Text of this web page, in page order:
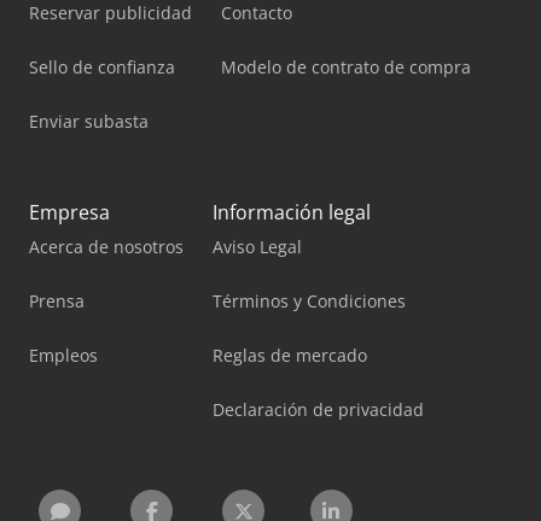
Reservar publicidad
Sello de confianza
Enviar subasta
Contacto
Modelo de contrato de compra
Empresa
Acerca de nosotros
Prensa
Empleos
Información legal
Aviso Legal
Términos y Condiciones
Reglas de mercado
Declaración de privacidad